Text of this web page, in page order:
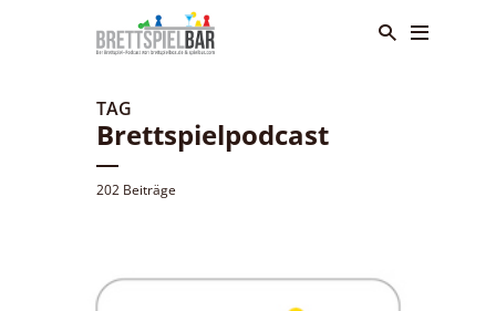
TAG
Brettspielpodcast
202 Beiträge